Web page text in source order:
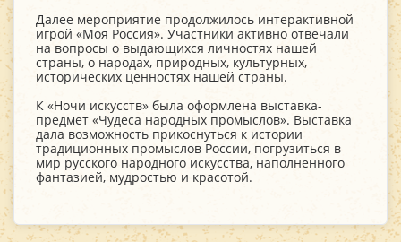
Далее мероприятие продолжилось интерактивной
игрой «Моя Россия». Участники активно отвечали
на вопросы о выдающихся личностях нашей
страны, о народах, природных, культурных,
исторических ценностях нашей страны.
К «Ночи искусств» была оформлена выставка-
предмет «Чудеса народных промыслов». Выставка
дала возможность прикоснуться к истории
традиционных промыслов России, погрузиться в
мир русского народного искусства, наполненного
фантазией, мудростью и красотой.